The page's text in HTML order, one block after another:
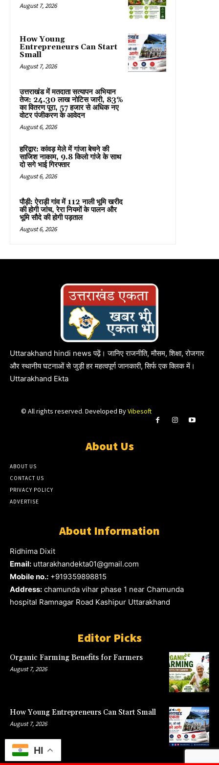
August 7, 2026
How Young
Entrepreneurs Can Start
Small
August 7, 2026
उत्तराखंड में मतदाता सत्यापन अभियान
तेज: 24.30 लाख नोटिस जारी, 83%
का वितरण पूरा, 57 हजार से अधिक नए
वोटर पंजीकरण के आवेदन
August 6, 2026
हरिद्वार: कांवड़ मेले में गांजा बेचने की
साजिश नाकाम, 9.8 किलो गांजे के साथ
दो सगे भाई गिरफ्तार
August 6, 2026
पौड़ी: ऐराड़ी गांव में 112 नाली भूमि खरीद
की होगी जांच, रेरा नियमों के पालन और
भूमि सौदे की होगी पड़ताल
August 6, 2026
Uttarakhand hindi news पढ़ें। जानिए राजनीति, मौसम, शिक्षा, रोजगार
और स्थानीय घटनाओं से जुड़ी हर महत्वपूर्ण जानकारी, सिर्फ एक क्लिक में।
Uttarakhand Ekta
© All rights reserved. Developed ByVibesoft
About Us
ABOUT US
CONTACT US
PRIVACY POLICY
ADVERTISE
About Information
Ridhima Dixit
Email: uttarakhandekta01@gmail.com
Mobile no.: +919359898815
Address: chamunda vihar phase 1 near Chamunda
hospital Ramnagar Road Kashipur Uttarakhand
Editor Picks
Organic Farming Benefits for Farmers
August 7, 2026
How Young Entrepreneurs Can Start Small
August 7, 2026
HI